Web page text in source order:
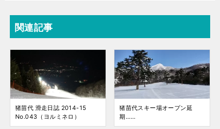
関連記事
猪苗代 滑走日誌 2014-15
No.043（ヨルミネロ）
猪苗代スキー場オープン延
期……